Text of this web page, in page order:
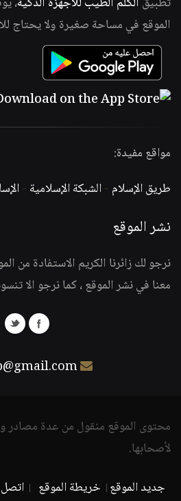
الموقع في مساحة صغيرة ولا يحتاج
مواقع مفيدة:
طريق الإسلام -الشبكة الإسلامية -
نشر الموقع
نرجو لك زائرنا الكريم الاستفادة من
معنا في نشر الموقع ، كما نرجو الا
محتوى الموقع منقول من عدة مصادر
لأصحابها.
جديد الموقع خريطة الموقع اتصل